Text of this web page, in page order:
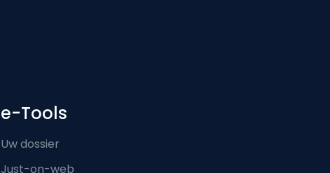
e-Tools
Uw dossier
Just-on-web